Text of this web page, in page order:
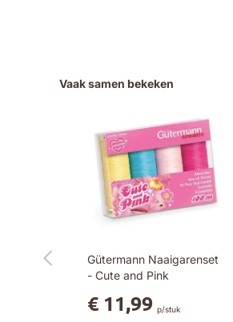
Vaak samen bekeken
Gütermann Naaigarenset
- Cute and Pink
€ 11,99 p/stuk